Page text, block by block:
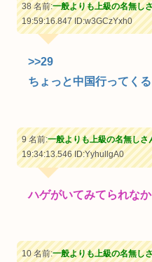
38 名前:一般よりも上級の名無し
19:59:16.847ID:w3GCzYxh0
>>29
ちょっと中国行ってくる
9 名前:一般よりも上級の名無しさ
19:34:13.546ID:YyhullgA0
ハゲがいてみてられな
10 名前:一般よりも上級の名無し